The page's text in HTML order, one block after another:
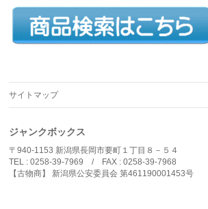
サイトマップ
ジャンクボックス
〒940-1153 新潟県長岡市要町１丁目８－５４
TEL : 0258-39-7969 / FAX : 0258-39-7968
【古物商】 新潟県公安委員会 第461190001453号